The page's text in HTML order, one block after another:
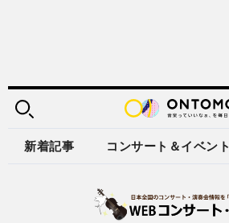
新着記事 コンサート＆イベント